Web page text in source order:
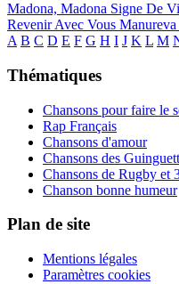
Madona, Madona Signe De
Revenir Avec Vous Manureva
A B C D E F G H I J K L M
Thématiques
Chansons pour faire le
Rap Français
Chansons d'amour
Chansons des
Chansons de Rugby et
Chanson bonne humeur
Plan de site
Mentions légales
Paramètres cookies